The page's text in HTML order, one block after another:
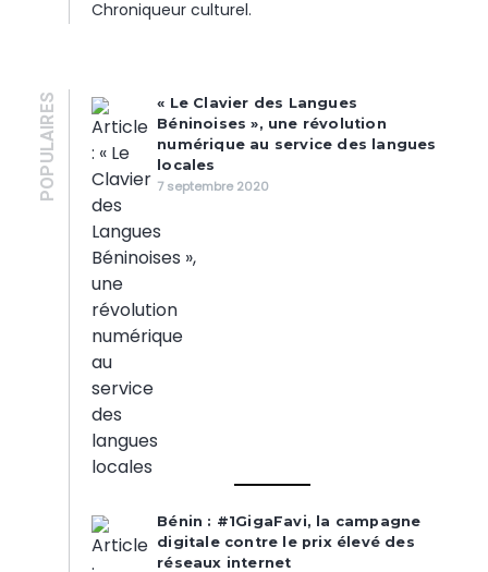
Chroniqueur culturel.
POPULAIRES
« Le Clavier des Langues
Béninoises », une révolution
numérique au service des langues
locales
7 septembre 2020
Bénin : #1GigaFavi, la campagne
digitale contre le prix élevé des
réseaux internet